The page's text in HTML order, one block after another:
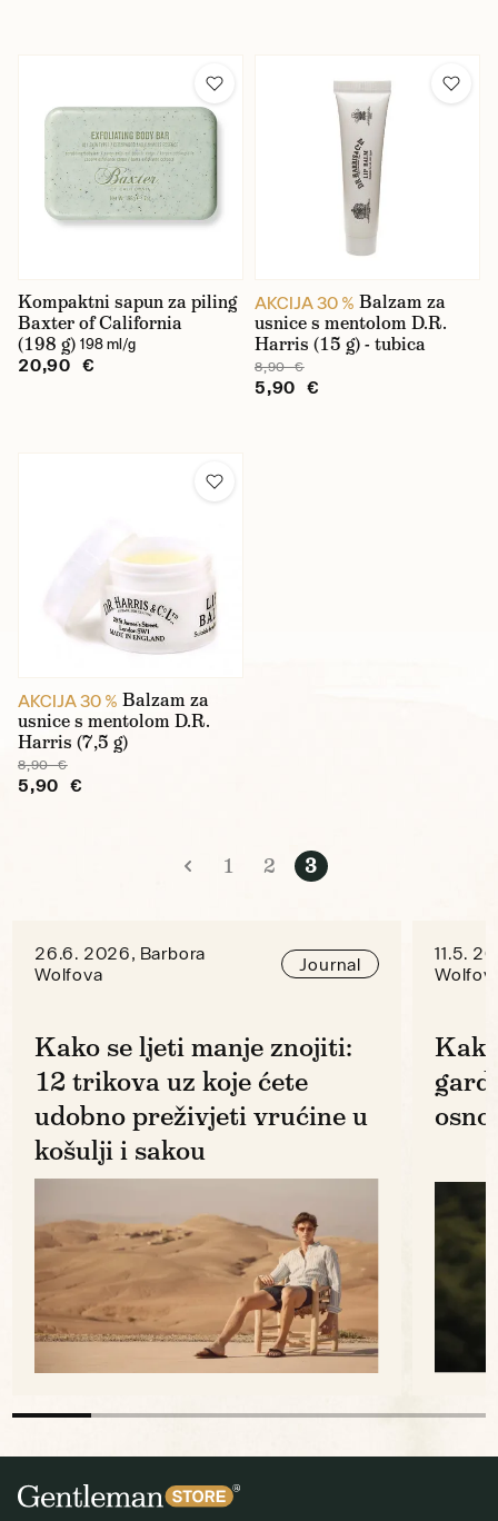
Kompaktni sapun za piling
Baxter of California
(198 g) 198 ml/g
20,90 €
AKCIJA 30 % Balzam za
usnice s mentolom D.R.
Harris (15 g) - tubica
8,90 €
5,90 €
AKCIJA 30 % Balzam za
usnice s mentolom D.R.
Harris (7,5 g)
8,90 €
5,90 €
1 2 3
26.6. 2026, Barbora
Wolfova
Journal
Kako se ljeti manje znojiti:
12 trikova uz koje ćete
udobno preživjeti vrućine u
košulji i sakou
11.5.